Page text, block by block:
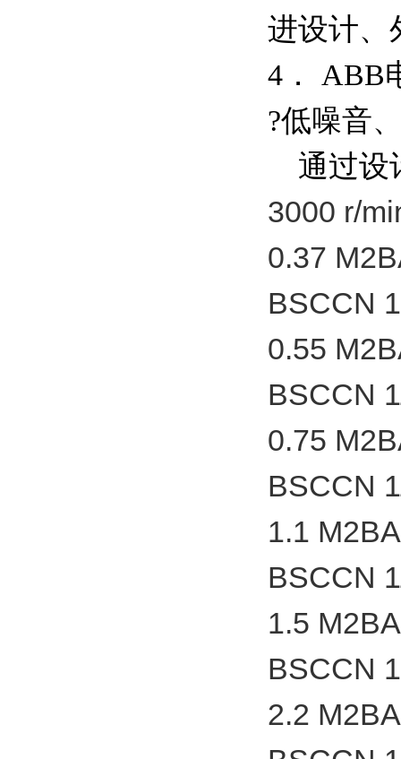
进设计、
4． ABB
?低噪音
通过设
3000 r/
0.37
BSCCN
0.55
BSCCN
0.75
BSCCN
1.1
BSCCN
1.5
BSCCN
2.2